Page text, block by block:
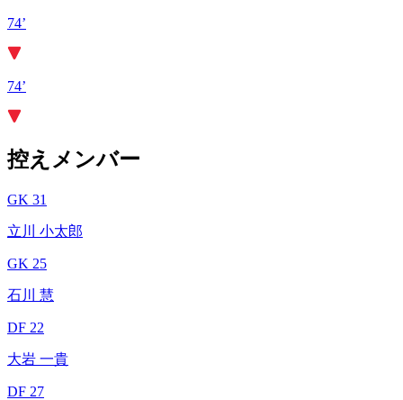
74’
74’
控えメンバー
GK 31
立川 小太郎
GK 25
石川 慧
DF 22
大岩 一貴
DF 27